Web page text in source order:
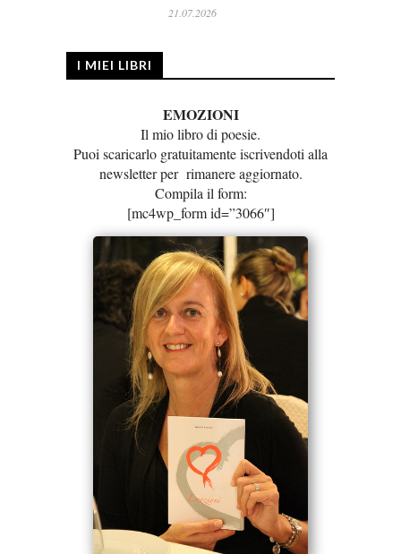
21.07.2026
I MIEI LIBRI
EMOZIONI
Il mio libro di poesie.
Puoi scaricarlo gratuitamente iscrivendoti alla
newsletter per rimanere aggiornato.
Compila il form:
[mc4wp_form id=”3066″]